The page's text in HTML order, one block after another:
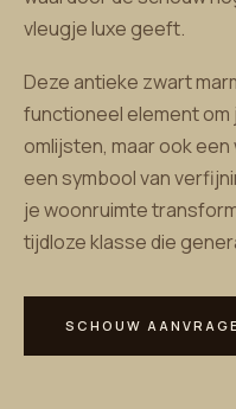
vleugje luxe geeft.
Deze antieke zwart
functioneel element
omlijsten, maar ook
een symbool van
je woonruimte
tijdloze klasse die
SCHOUW